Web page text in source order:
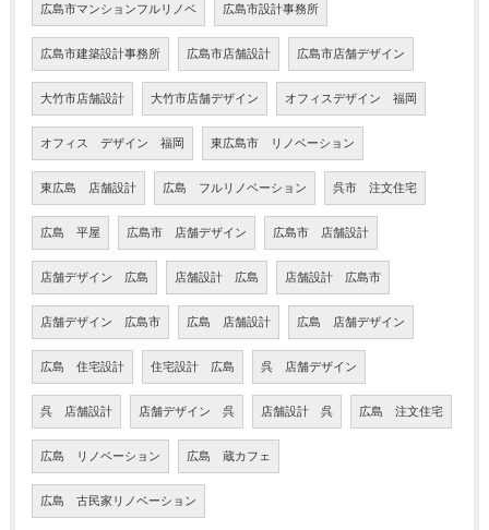
広島市マンションフルリノベ 広島市設計事務所
広島市建築設計事務所 広島市店舗設計 広島市店舗デザイン
大竹市店舗設計 大竹市店舗デザイン オフィスデザイン 福岡
オフィス デザイン 福岡 東広島市 リノベーション
東広島 店舗設計 広島 フルリノベーション 呉市 注文住宅
広島 平屋 広島市 店舗デザイン 広島市 店舗設計
店舗デザイン 広島 店舗設計 広島 店舗設計 広島市
店舗デザイン 広島市 広島 店舗設計 広島 店舗デザイン
広島 住宅設計 住宅設計 広島 呉 店舗デザイン
呉 店舗設計 店舗デザイン 呉 店舗設計 呉 広島 注文住宅
広島 リノベーション 広島 蔵カフェ
広島 古民家リノベーション